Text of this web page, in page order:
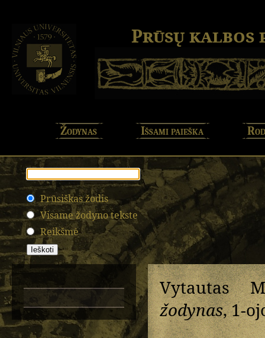
Prūsų kalbos
Žodynas Išsami paieška
Prūsiškas žodis
Visame žodyno tekste
Reikšmė
Vytautas
žodynas, 1-